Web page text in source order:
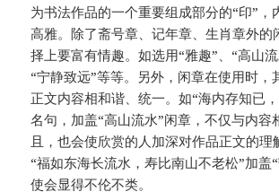
为书法作品的一个重要组成部分的“印”，
高雅。除了斋号章、记年章、生肖章外的
择上要富有情趣。如选用“雅趣”、“高山流
“宁静致远”等等。另外，闲章在使用时，
正文内容相和谐、统一。如“海内存知已
名句，加盖“高山流水”闲章，不仅与内容
且，也会使欣赏的人加深对作品正文的理
“福如东海长流水，寿比南山不老松”加盖
使会显得不伦不类。